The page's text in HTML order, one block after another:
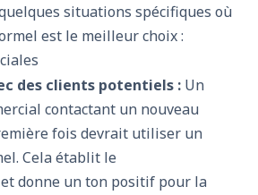
situations spécifiques où
est le meilleur choix :
des clients potentiels : Un
contactant un nouveau
fois devrait utiliser un
Cela établit le
donne un ton positif pour la